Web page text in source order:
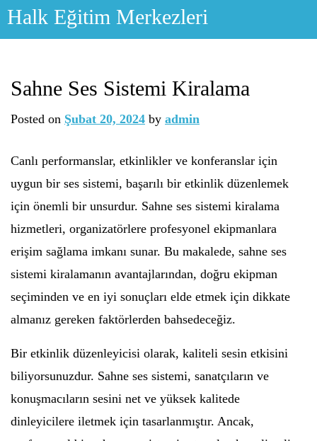
Skip
Halk Eğitim Merkezleri
Sahne Ses Sistemi Kiralama
Posted on Şubat 20, 2024 by admin
Canlı performanslar, etkinlikler ve konferanslar için
uygun bir ses sistemi, başarılı bir etkinlik düzenlemek
için önemli bir unsurdur. Sahne ses sistemi kiralama
hizmetleri, organizatörlere profesyonel ekipmanlara
erişim sağlama imkanı sunar. Bu makalede, sahne ses
sistemi kiralamanın avantajlarından, doğru ekipman
seçiminden ve en iyi sonuçları elde etmek için dikkate
almanız gereken faktörlerden bahsedeceğiz.
Bir etkinlik düzenleyicisi olarak, kaliteli sesin etkisini
biliyorsunuzdur. Sahne ses sistemi, sanatçıların ve
konuşmacıların sesini net ve yüksek kalitede
dinleyicilere iletmek için tasarlanmıştır. Ancak,